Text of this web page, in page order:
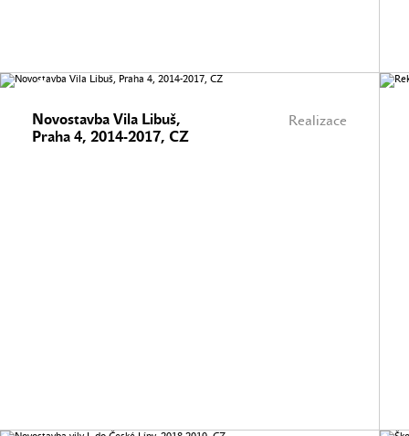
Realizace
Novostavba Vila Libuš,
Praha 4, 2014-2017, CZ